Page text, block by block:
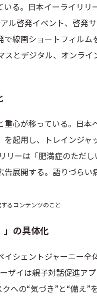
る。日本イーライリリ
ル啓発イベント、啓発
線画ショートフィルム
とデジタル、オンライ
心が移っている。日本
起用し、トレインジャ
ーは「肥満症のただし
展開する。語りづらい
るコンテンツのこと
の具体化
シェントジャーニー全
ザイは親子対話促進ア
への“気づき”と“備え”